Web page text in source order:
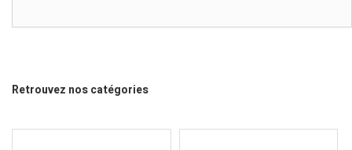
Retrouvez nos catégories